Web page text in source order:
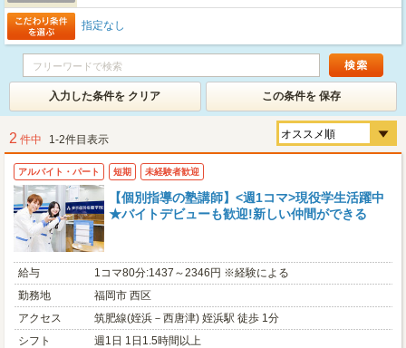
指定なし
入力した条件を クリア この条件を 保存
2 件中 1-2件目表示
アルバイト・パート 短期 未経験者歓迎
【個別指導の塾講師】<週1コマ>現役学生活躍中
★バイトデビューも歓迎!新しい仲間ができる
給与
1コマ80分:1437～2346円 ※経験による
勤務地
福岡市 西区
アクセス
筑肥線(姪浜－西唐津) 姪浜駅 徒歩 1分
シフト
週1日 1日1.5時間以上